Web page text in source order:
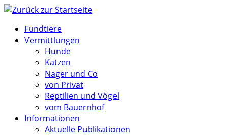
Zum
springenFundtiere
Vermittlungen
Hunde
Katzen
Nager und Co
von Privat
Reptilien und Vögel
vom Bauernhof
Informationen
Aktuelle Publikationen